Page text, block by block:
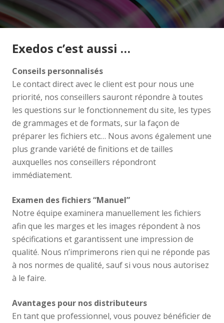
Exedos c’est aussi …
Conseils personnalisés
Le contact direct avec le client est pour nous une
priorité, nos conseillers sauront répondre à toutes
les questions sur le fonctionnement du site, les types
de grammages et de formats, sur la façon de
préparer les fichiers etc… Nous avons également une
plus grande variété de finitions et de tailles
auxquelles nos conseillers répondront
immédiatement.
Examen des fichiers “Manuel”
Notre équipe examinera manuellement les fichiers
afin que les marges et les images répondent à nos
spécifications et garantissent une impression de
qualité. Nous n’imprimerons rien qui ne réponde pas
à nos normes de qualité, sauf si vous nous autorisez
à le faire.
Avantages pour nos distributeurs
En tant que professionnel, vous pouvez bénéficier de